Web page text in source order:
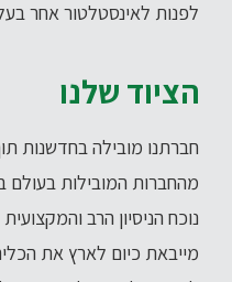
לפנות לאינסטלטור אחר בעל
הציוד שלנו
חברתנו מובילה בחדשנות
מהחברות המובילות בעולם
נוכח הניסיון הרב
מייבאת כיום לארץ את